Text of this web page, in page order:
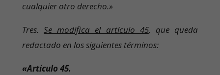
cualquier otro derecho.»
Tres. Se modifica el artículo 45, que queda
redactado en los siguientes términos:
«Artículo 45.